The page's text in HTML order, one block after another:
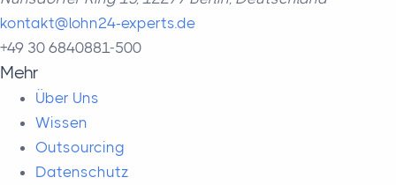
kontakt@lohn24-experts.de
+49 30 6840881-500
Mehr
Über Uns
Wissen
Outsourcing
Datenschutz